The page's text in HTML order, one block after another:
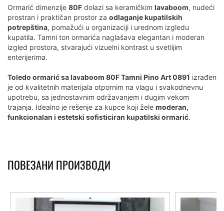
Ormarić dimenzije 80F dolazi sa keramičkim lavaboom, nudeći
prostran i praktičan prostor za odlaganje kupatilskih
potrepština, pomažući u organizaciji i urednom izgledu
kupatila. Tamni ton ormarića naglašava elegantan i moderan
izgled prostora, stvarajući vizuelni kontrast u svetlijim
enterijerima.
Toledo ormarić sa lavaboom 80F Tamni Pino Art 0891 izrađen
je od kvalitetnih materijala otpornim na vlagu i svakodnevnu
upotrebu, sa jednostavnim održavanjem i dugim vekom
trajanja. Idealno je rešenje za kupce koji žele moderan,
funkcionalan i estetski sofisticiran kupatilski ormarić.
ПОВЕЗАНИ ПРОИЗВОДИ